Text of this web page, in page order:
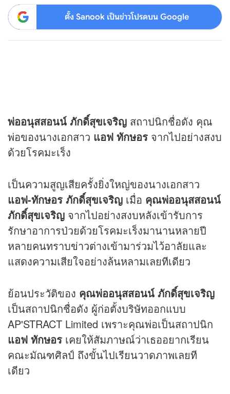
ตั้ง Sanook เป็นข่าวโปรดบน Google
พ่ออนุสสอนน์ ภักดิ์สุขเจริญ สถาปนิกชื่อดัง คุณ
พ่อของนางเอกสาว แอฟ ทักษอร จากไปอย่างสงบ
ด้วยโรคมะเร็ง
เป็นความสูญเสียครั้งยิ่งใหญ่ของนางเอกสาว
แอฟ-ทักษอร ภักดิ์สุขเจริญ เมื่อ คุณพ่ออนุสสอนน์
ภักดิ์สุขเจริญ จากไปอย่างสงบหลังเข้ารับการ
รักษาอาการป่วยด้วยโรคมะเร็งมานานหลายปี
หลายคนทราบข่าวต่างเข้ามาร่วมไว้อาลัยและ
แสดงความเสียใจอย่างล้นหลามเลยทีเดียว
ย้อนประวัติของ คุณพ่ออนุสสอนน์ ภักดิ์สุขเจริญ
เป็นสถาปนิกชื่อดัง ผู้ก่อตั้งบริษัทออกแบบ
AP'STRACT Limited เพราะคุณพ่อเป็นสถาปนิก
แอฟ ทักษอร เคยให้สัมภาษณ์ว่าเธออยากเรียน
คณะมัณฑศิลป์ ถึงขั้นไปเรียนวาดภาพเลยที
เดียว